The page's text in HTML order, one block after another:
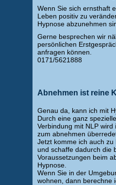
Wenn Sie sich ernsthaft
Leben positiv zu
Hypnose abzunehmen
Gerne besprechen wir
persönlichen
anfragen können.
0171/5621888
Abnehmen ist reine
Genau da, kann ich mit
Durch eine ganz
Verbindung mit NLP wird
zum abnehmen
Jetzt komme ich auch
und schaffe dadurch die
Voraussetzungen beim
Hypnose.
Wenn Sie in der
wohnen, dann berechne